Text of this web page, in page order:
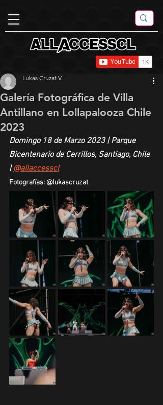
Galería Fotográfica de Villa
Antillano en Lollapalooza Chile
2023
Lukas Cruzat V.
Domingo 18 de Marzo 2023 | Parque
Bicentenario de Cerrillos, Santiago, Chile
| @allaccesscl
Fotografías: @lukascruzat